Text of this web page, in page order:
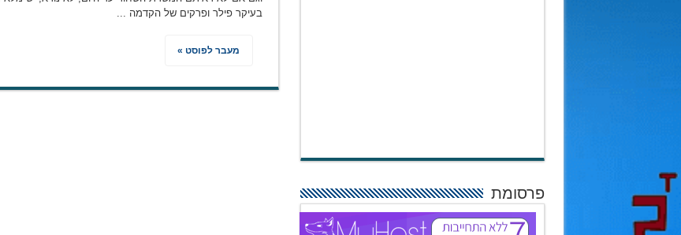
בעיקר פילר ופרקים של הקדמה ...
מעבר לפוסט »
פרסומת